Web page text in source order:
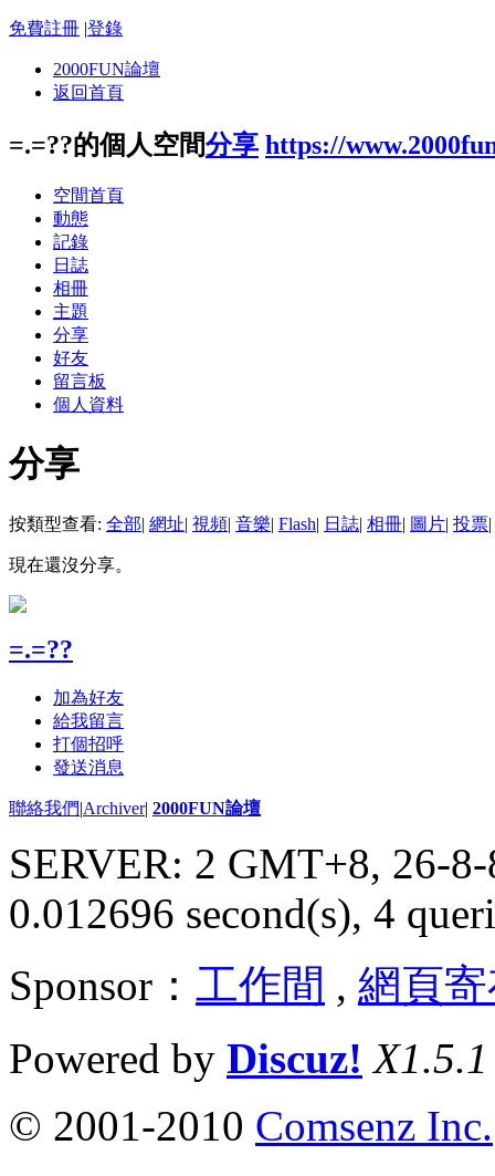
免費註冊 |登錄
2000FUN論壇
返回首頁
=.=??的個人空間分享 https://
空間首頁
動態
記錄
日誌
相冊
主題
分享
好友
留言板
個人資料
分享
按類型查看: 全部| 網址| 視頻| 音樂| Flash| 日誌| 相冊| 圖片| 投票|
現在還沒分享。
=.=??
加為好友
給我留言
打個招呼
發送消息
聯絡我們|Archiver| 2000FUN論壇
SERVER: 2 GMT+8, 26-
0.012696 second(s), 4
Sponsor： 工作間 , 網頁
Powered by Discuz! X1.5.1
© 2001-2010 Comsenz Inc.